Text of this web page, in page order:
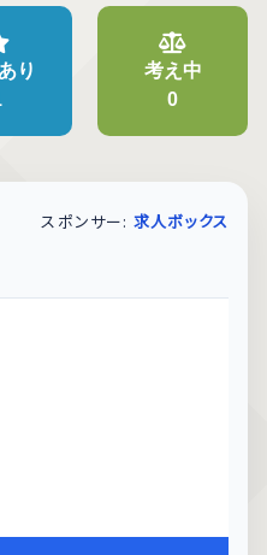
り
考え中
0
スポンサー: 求人ボックス